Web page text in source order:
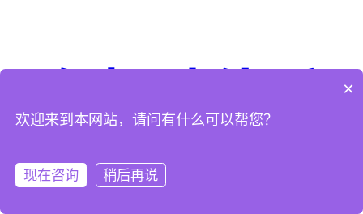
有机硅体系
AS-7XXX
×
欢迎来到本网站，请问有什么可以帮您？
现在咨询 稍后再说